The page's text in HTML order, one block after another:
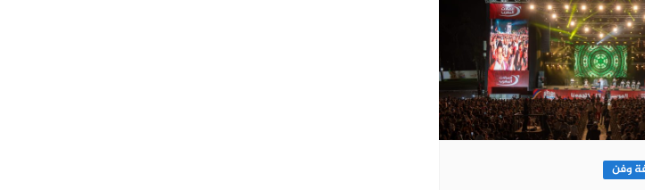
وفن